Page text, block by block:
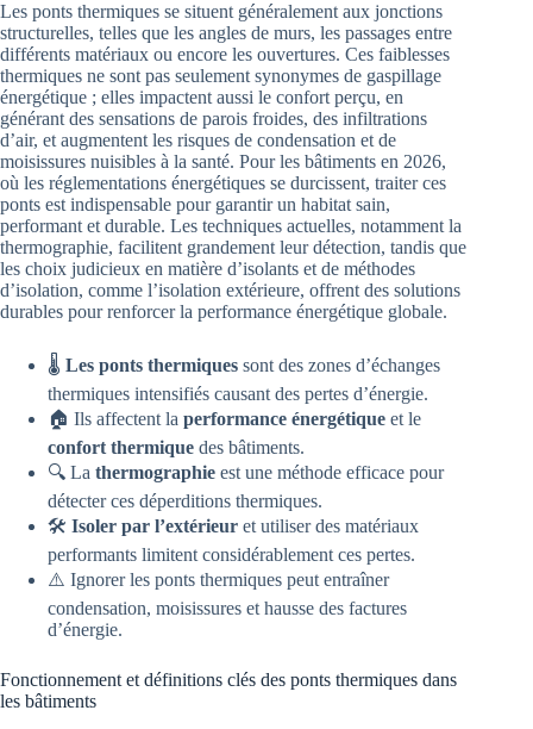
Les ponts thermiques se situent généralement aux jonctions
structurelles, telles que les angles de murs, les passages entre
différents matériaux ou encore les ouvertures. Ces faiblesses
thermiques ne sont pas seulement synonymes de gaspillage
énergétique ; elles impactent aussi le confort perçu, en
générant des sensations de parois froides, des infiltrations
d’air, et augmentent les risques de condensation et de
moisissures nuisibles à la santé. Pour les bâtiments en 2026,
où les réglementations énergétiques se durcissent, traiter ces
ponts est indispensable pour garantir un habitat sain,
performant et durable. Les techniques actuelles, notamment la
thermographie, facilitent grandement leur détection, tandis que
les choix judicieux en matière d’isolants et de méthodes
d’isolation, comme l’isolation extérieure, offrent des solutions
durables pour renforcer la performance énergétique globale.
🌡️ Les ponts thermiques sont des zones d’échanges
thermiques intensifiés causant des pertes d’énergie.
🏠 Ils affectent la performance énergétique et le
confort thermique des bâtiments.
🔍 La thermographie est une méthode efficace pour
détecter ces déperditions thermiques.
🛠️ Isoler par l’extérieur et utiliser des matériaux
performants limitent considérablement ces pertes.
⚠️ Ignorer les ponts thermiques peut entraîner
condensation, moisissures et hausse des factures
d’énergie.
Fonctionnement et définitions clés des ponts thermiques dans
les bâtiments